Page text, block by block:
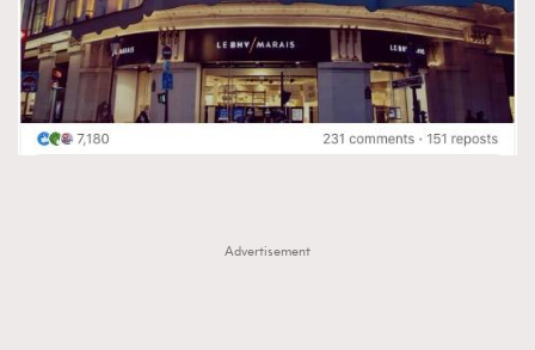
Advertisement